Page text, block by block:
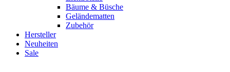
Bäume & Büsche
Geländematten
Zubehör
Hersteller
Neuheiten
Sale